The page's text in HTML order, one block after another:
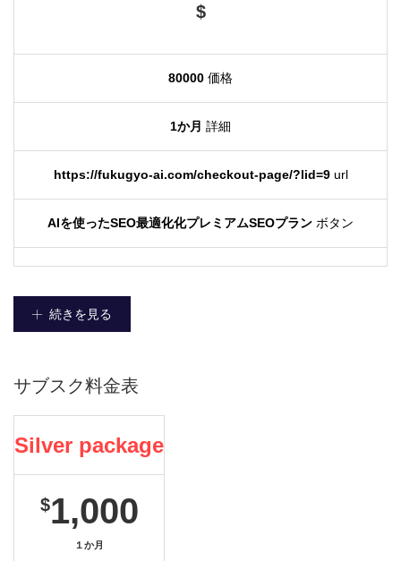
$
80000 価格
1か月 詳細
https://fukugyo-ai.com/checkout-page/?lid=9url
AIを使ったSEO最適化化プレミアムSEOプラン ボタン
続きを見る
サブスク料金表
Silver package
$1,000
１か月